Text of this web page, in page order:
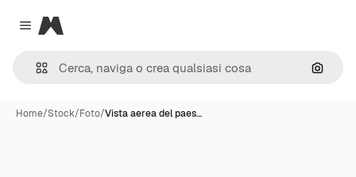
Close menu
Magnific
Cerca
Home/Stock/Foto/Vista aerea del paes…